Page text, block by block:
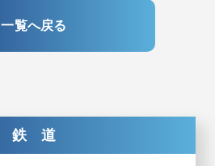
一覧へ戻る
鉄 道